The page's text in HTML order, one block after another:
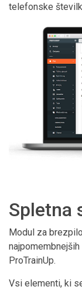
telefonske
Spletna
Modul za
ProTrainUp.
Vsi elementi, ki